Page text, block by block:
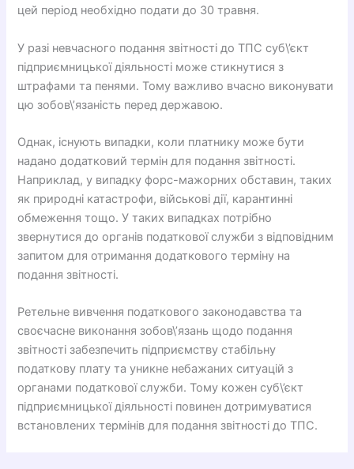
цей період необхідно подати до 30 травня.
У разі невчасного подання звітності до ТПС суб\’єкт
підприємницької діяльності може стикнутися з
штрафами та пенями. Тому важливо вчасно виконувати
цю зобов\’язаність перед державою.
Однак, існують випадки, коли платнику може бути
надано додатковий термін для подання звітності.
Наприклад, у випадку форс-мажорних обставин, таких
як природні катастрофи, військові дії, карантинні
обмеження тощо. У таких випадках потрібно
звернутися до органів податкової служби з відповідним
запитом для отримання додаткового терміну на
подання звітності.
Ретельне вивчення податкового законодавства та
своєчасне виконання зобов\’язань щодо подання
звітності забезпечить підприємству стабільну
податкову плату та уникне небажаних ситуацій з
органами податкової служби. Тому кожен суб\’єкт
підприємницької діяльності повинен дотримуватися
встановлених термінів для подання звітності до ТПС.